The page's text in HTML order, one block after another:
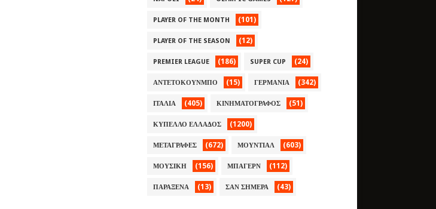
PLAYER OF THE MONTH (101)
PLAYER OF THE SEASON (12)
PREMIER LEAGUE (186) SUPER CUP (24)
ΑΝΤΕΤΟΚΟΥΝΜΠΟ (15) ΓΕΡΜΑΝΙΑ (342)
ΙΤΑΛΙΑ (405) ΚΙΝΗΜΑΤΟΓΡΑΦΟΣ (51)
ΚΥΠΕΛΛΟ ΕΛΛΑΔΟΣ (1200)
ΜΕΤΑΓΡΑΦΕΣ (672) ΜΟΥΝΤΙΑΛ (603)
ΜΟΥΣΙΚΗ (156) ΜΠΑΓΕΡΝ (112)
ΠΑΡΑΞΕΝΑ (13) ΣΑΝ ΣΗΜΕΡΑ (43)